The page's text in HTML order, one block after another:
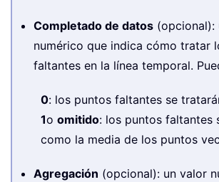
Completado de datos (opcional):
numérico que indica cómo tratar
faltantes en la línea temporal.
0: los puntos faltantes se
1o omitido: los puntos faltantes
como la media de los puntos
Agregación (opcional): un valor